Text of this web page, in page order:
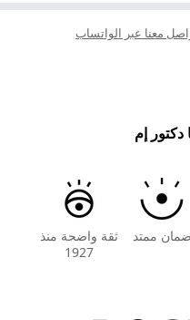
معنا عبر الواتساب
دكتور إم
ضمان ممتد
ثقة واضحة منذ
1927